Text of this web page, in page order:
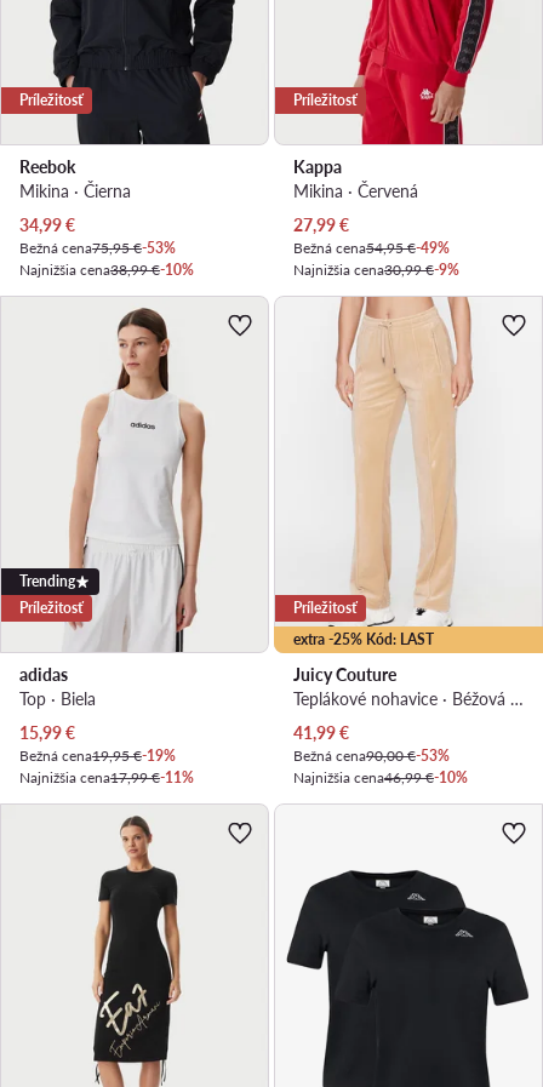
Príležitosť
Reebok
Mikina · Čierna
Aktuálna cena
34,99€
Bežná cena75,95 €-53%
Najnižšia cena38,99 €-10%
Príležitosť
Kappa
Mikina · Červená
Aktuálna cena
27,99€
Bežná cena54,95 €-49%
Najnižšia cena30,99 €-9%
Trending
Príležitosť
adidas
Top · Biela
Aktuálna cena
15,99€
Bežná cena19,95 €-19%
Najnižšia cena17,99 €-11%
extra -25% Kód: LAST
Príležitosť
Juicy Couture
Teplákové nohavice · Béžová · Regular fit
Aktuálna cena
41,99€
Bežná cena90,00 €-53%
Najnižšia cena46,99 €-10%